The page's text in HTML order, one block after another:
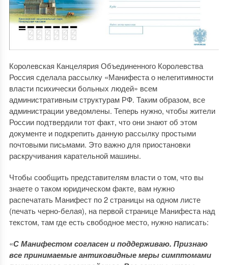
Королевская Канцелярия Объединенного Королевства
Россия сделала рассылку «Манифеста о нелегитимности
власти психически больных людей» всем
административным структурам РФ. Таким образом, все
администрации уведомлены. Теперь нужно, чтобы жители
России подтвердили тот факт, что они знают об этом
документе и подкрепить данную рассылку простыми
почтовыми письмами. Это важно для приостановки
раскручивания карательной машины.
Чтобы сообщить представителям власти о том, что вы
знаете о таком юридическом факте, вам нужно
распечатать Манифест по 2 страницы на одном листе
(печать черно-белая), на первой странице Манифеста над
текстом, там где есть свободное место, нужно написать:
«С Манифестом согласен и поддерживаю. Признаю
все принимаемые антиковидные меры симптомами